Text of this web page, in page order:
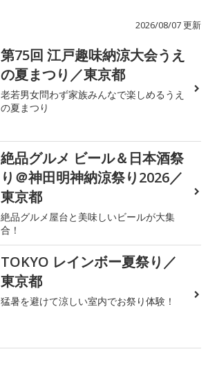
2026/08/07 更新
第75回 江戸趣味納涼大会うえ
の夏まつり／東京都
老若男女問わず家族みんなで楽しめるうえ
の夏まつり
絶品グルメ ビール＆日本酒祭
り＠神田明神納涼祭り2026／
東京都
絶品グルメ屋台と美味しいビールが大集
合！
TOKYO レインボー夏祭り／
東京都
猛暑を避けて涼しい室内でお祭り体験！